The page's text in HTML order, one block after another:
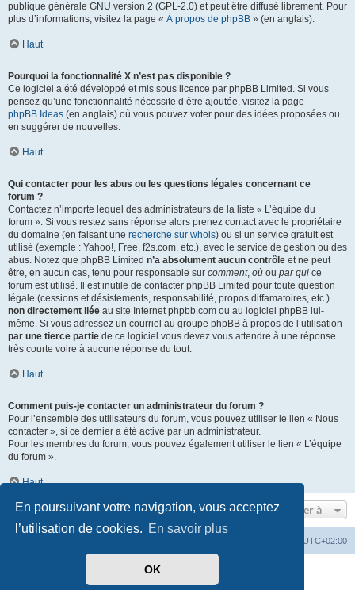
En poursuivant votre navigation, vous acceptez
l’utilisation de cookies. En savoir plus
OK
publique générale GNU version 2 (GPL-2.0) et peut être diffusé librement. Pour
plus d’informations, visitez la page « À propos de phpBB » (en anglais).
Haut
Pourquoi la fonctionnalité X n’est pas disponible ?
Ce logiciel a été développé et mis sous licence par phpBB Limited. Si vous
pensez qu’une fonctionnalité nécessite d’être ajoutée, visitez la page
phpBB Ideas (en anglais) où vous pouvez voter pour des idées proposées ou
en suggérer de nouvelles.
Haut
Qui contacter pour les abus ou les questions légales concernant ce
forum ?
Contactez n’importe lequel des administrateurs de la liste « L’équipe du
forum ». Si vous restez sans réponse alors prenez contact avec le propriétaire
du domaine (en faisant une recherche sur whois) ou si un service gratuit est
utilisé (exemple : Yahoo!, Free, f2s.com, etc.), avec le service de gestion ou des
abus. Notez que phpBB Limited n’a absolument aucun contrôle et ne peut
être, en aucun cas, tenu pour responsable sur comment, où ou par qui ce
forum est utilisé. Il est inutile de contacter phpBB Limited pour toute question
légale (cessions et désistements, responsabilité, propos diffamatoires, etc.)
non directement liée au site Internet phpbb.com ou au logiciel phpBB lui-
même. Si vous adressez un courriel au groupe phpBB à propos de l’utilisation
par une tierce partie de ce logiciel vous devez vous attendre à une réponse
très courte voire à aucune réponse du tout.
Haut
Comment puis-je contacter un administrateur du forum ?
Pour l’ensemble des utilisateurs du forum, vous pouvez utiliser le lien « Nous
contacter », si ce dernier a été activé par un administrateur.
Pour les membres du forum, vous pouvez également utiliser le lien « L’équipe
du forum ».
Haut
Aller à
UTC+02:00
phpBB ® Forum Software © phpBB Limited
phpBB-fr.com